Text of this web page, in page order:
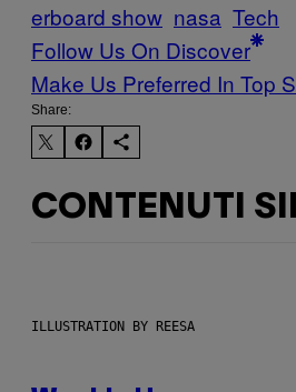
erboard show nasa Tech
Follow Us On Discover
Make Us Preferred In Top
Share:
CONTENUTI
ILLUSTRATION BY REESA